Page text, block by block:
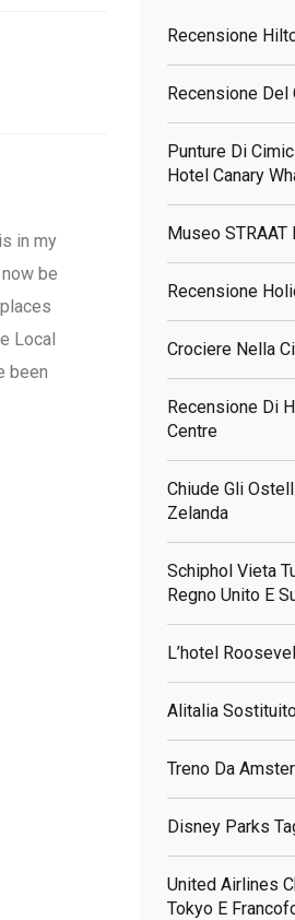
in my
be
Local
been
Recensione
Recensione Del
Punture Di
Hotel Canary
Museo STRAAT
Recensione
Crociere Nella
Recensione Di
Centre
Chiude Gli
Zelanda
Schiphol Vieta
Regno Unito E
L’hotel
Alitalia
Treno Da
Disney Parks
United Airlines
Tokyo E